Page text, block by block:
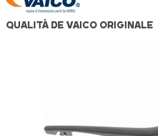
QUALITÀ DE VAICO ORIGINALE